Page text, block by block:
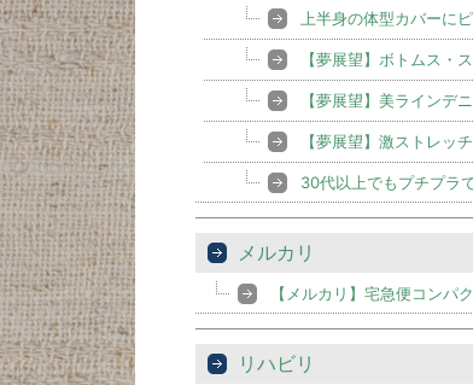
上半身の体型カバーに
【夢展望】ボトムス・
【夢展望】美ラインデ
【夢展望】激ストレッ
30代以上でもプチプラ
メルカリ
【メルカリ】宅急便コンパ
リハビリ